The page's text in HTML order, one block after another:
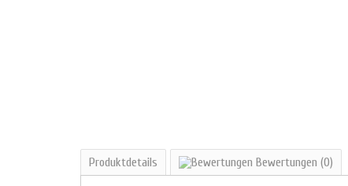
Produktdetails Bewertungen (0)